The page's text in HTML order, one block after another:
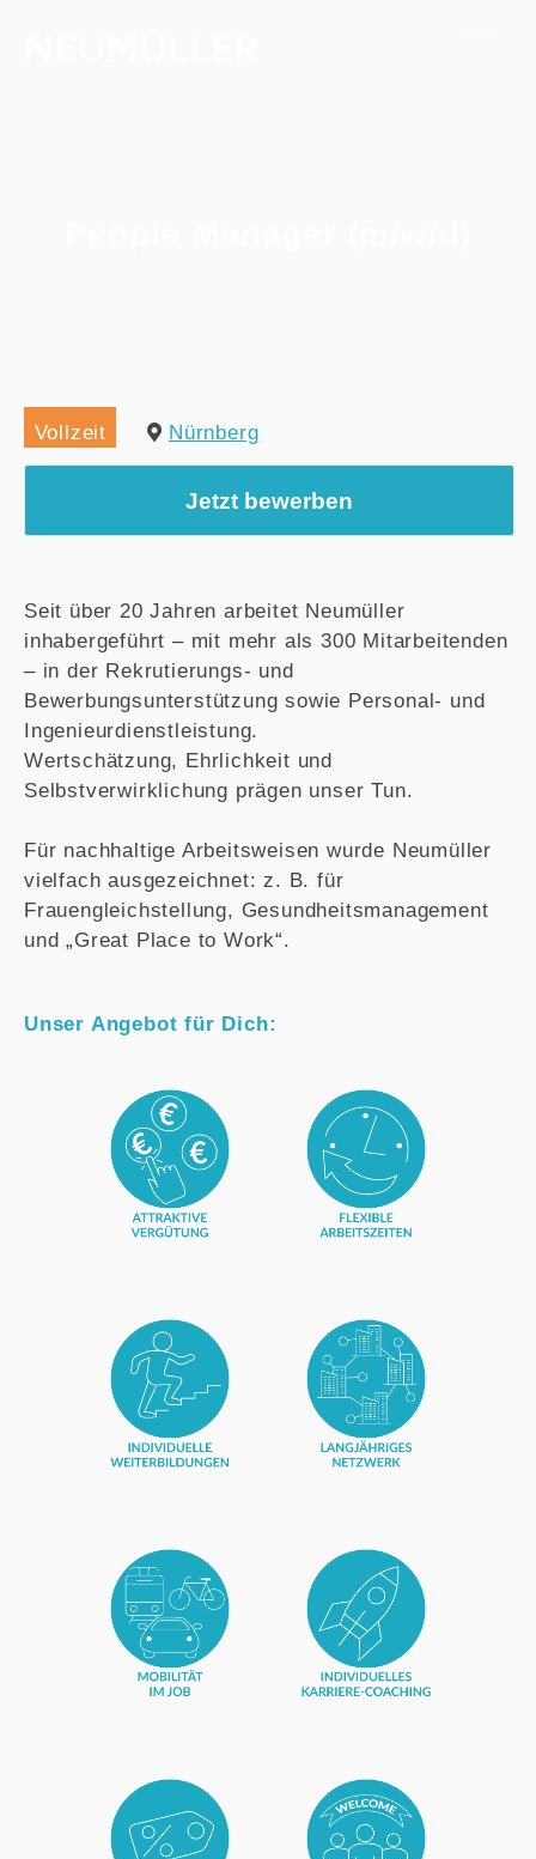
Vollzeit Nürnberg
Jetzt bewerben
Seit über 20 Jahren arbeitet Neumüller
inhabergeführt – mit mehr als 300 Mitarbeitenden
– in der Rekrutierungs- und
Bewerbungsunterstützung sowie Personal- und
Ingenieurdienstleistung.
Wertschätzung, Ehrlichkeit und
Selbstverwirklichung prägen unser Tun.
Für nachhaltige Arbeitsweisen wurde Neumüller
vielfach ausgezeichnet: z. B. für
Frauengleichstellung, Gesundheitsmanagement
und „Great Place to Work“.
Unser Angebot für Dich: